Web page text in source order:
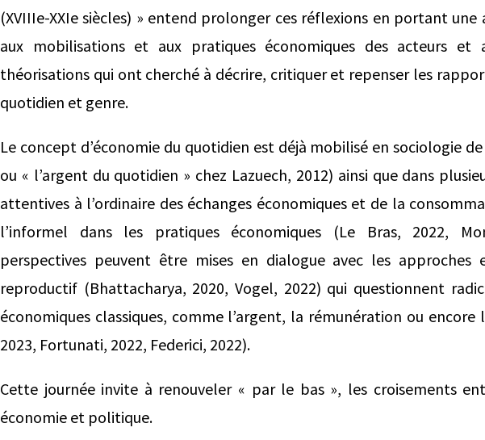
(XVIIIe-XXIe siècles) » entend prolonger ces réflexions en portant
aux mobilisations et aux pratiques économiques des acteurs et
théorisations qui ont cherché à décrire, critiquer et repenser les
quotidien et genre.
Le concept d’économie du quotidien est déjà mobilisé en sociologie
ou « l’argent du quotidien » chez Lazuech, 2012) ainsi que dans
attentives à l’ordinaire des échanges économiques et de la
l’informel dans les pratiques économiques (Le Bras, 2022,
perspectives peuvent être mises en dialogue avec les
reproductif (Bhattacharya, 2020, Vogel, 2022) qui questionnent
économiques classiques, comme l’argent, la rémunération ou encore
2023, Fortunati, 2022, Federici, 2022).
Cette journée invite à renouveler « par le bas », les croisements
économie et politique.